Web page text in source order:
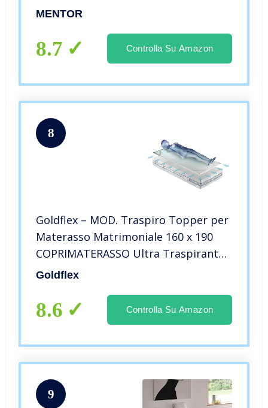
DETRAIBILE H29 cm con 7 cm di
MENTOR
8.7 Controlla Su Amazon
8
Goldflex – MOD. Traspiro Topper per
Materasso Matrimoniale 160 x 190
COPRIMATERASSO Ultra Traspirante
– Prodotto Certificato
Circolare l’Aria – Made in Italy
Goldflex
8.6 Controlla Su Amazon
9